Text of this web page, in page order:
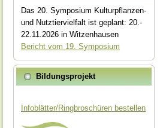
Das 20. Symposium Kulturpflanzen-
und Nutztiervielfalt ist geplant: 20.-
22.11.2026 in Witzenhausen
Bericht vom 19. Symposium
Bildungsprojekt
Infoblätter/Ringbroschüren bestellen